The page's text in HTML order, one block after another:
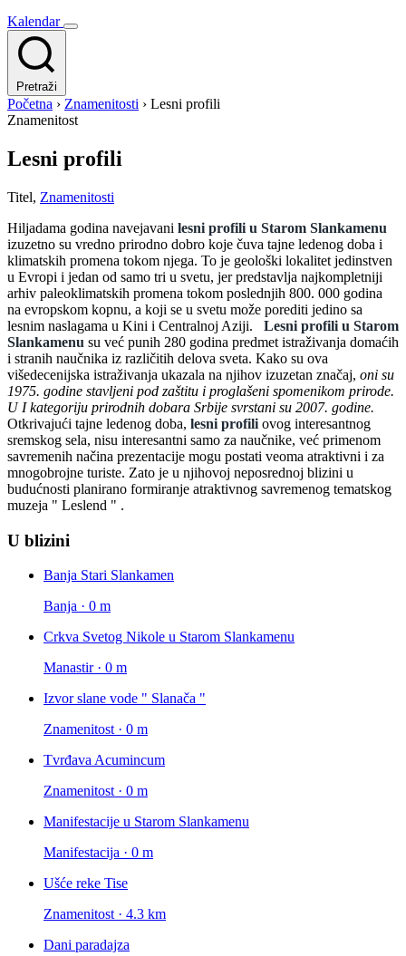
Kalendar
Pretraži
Početna › Znamenitosti › Lesni profili
Znamenitost
Lesni profili
Titel, Znamenitosti
Hiljadama godina navejavani lesni profili u Starom Slankamenu
izuzetno su vredno prirodno dobro koje čuva tajne ledenog doba i
klimatskih promena tokom njega. To je geološki lokalitet jedinstven
u Evropi i jedan od samo tri u svetu, jer predstavlja najkompletniji
arhiv paleoklimatskih promena tokom poslednjih 800. 000 godina
na evropskom kopnu, a koji se u svetu može porediti jedino sa
lesnim naslagama u Kini i Centralnoj Aziji. Lesni profili u Starom
Slankamenu su već punih 280 godina predmet istraživanja domaćih
i stranih naučnika iz različitih delova sveta. Kako su ova
višedecenijska istraživanja ukazala na njihov izuzetan značaj, oni su
1975. godine stavljeni pod zaštitu i proglašeni spomenikom prirode.
U I kategoriju prirodnih dobara Srbije svrstani su 2007. godine.
Otkrivajući tajne ledenog doba, lesni profili ovog interesantnog
sremskog sela, nisu interesantni samo za naučnike, već primenom
savremenih načina prezentacije mogu postati veoma atraktivni i za
mnogobrojne turiste. Zato je u njihovoj neposrednoj blizini u
budućnosti planirano formiranje atraktivnog savremenog tematskog
muzeja " Leslend " .
U blizini
Banja Stari Slankamen
Banja · 0 m
Crkva Svetog Nikole u Starom Slankamenu
Manastir · 0 m
Izvor slane vode " Slanača "
Znamenitost · 0 m
Tvrđava Acumincum
Znamenitost · 0 m
Manifestacije u Starom Slankamenu
Manifestacija · 0 m
Ušće reke Tise
Znamenitost · 4.3 km
Dani paradajza